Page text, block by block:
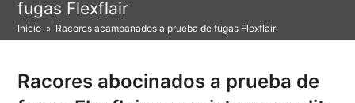
fugas Flexflair
Inicio » Racores acampanados a prueba de fugas Flexflair
Racores abocinados a prueba de